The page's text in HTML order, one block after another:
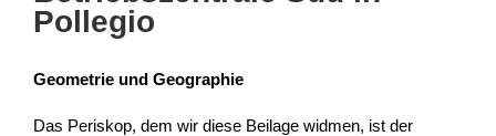
Pollegio
Geometrie und Geographie
Das Periskop, dem wir diese Beilage widmen, ist der